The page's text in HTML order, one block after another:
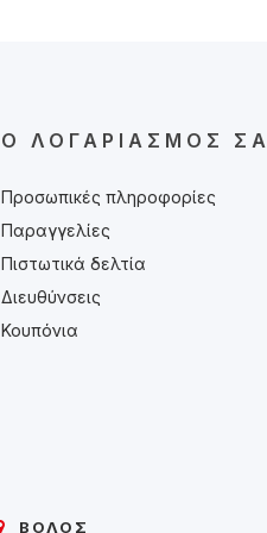
Ο ΛΟΓΑΡΙΑΣΜΌΣ
Προσωπικές πληροφορίες
Παραγγελίες
Πιστωτικά δελτία
Διευθύνσεις
Κουπόνια
ΒΟΛΟΣ